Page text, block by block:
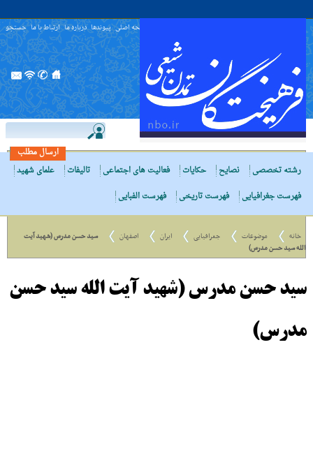
صفحه اصلی پیوندها درباره ما ارتباط با ما جستجو
ارسال مطلب
رشته تخصصی
نصایح حکایات فعالیت های اجتماعی تالیفات
علمای شهید
فهرست جغرافیایی
فهرست تاریخی فهرست الفبایی
خانه موضوعات جغرافیایی ایران اصفهان
سید حسن مدرس (شهید آیت
الله سید حسن مدرس)
سید حسن مدرس (شهید آیت الله سید حسن
مدرس)